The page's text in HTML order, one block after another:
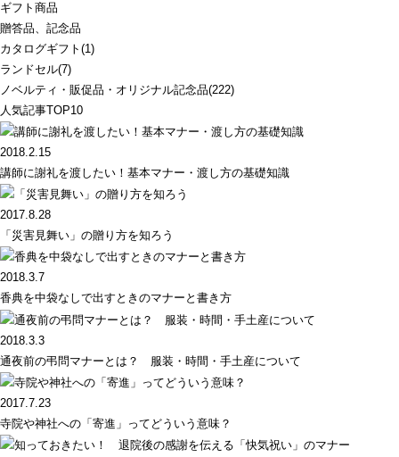
ギフト商品
贈答品、記念品
カタログギフト(1)
ランドセル(7)
ノベルティ・販促品・オリジナル記念品(222)
人気記事TOP10
2018.2.15
講師に謝礼を渡したい！基本マナー・渡し方の基礎知識
2017.8.28
「災害見舞い」の贈り方を知ろう
2018.3.7
香典を中袋なしで出すときのマナーと書き方
2018.3.3
通夜前の弔問マナーとは？ 服装・時間・手土産について
2017.7.23
寺院や神社への「寄進」ってどういう意味？